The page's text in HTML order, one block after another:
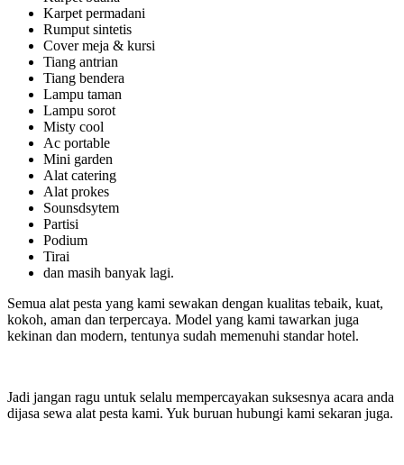
Karpet permadani
Rumput sintetis
Cover meja & kursi
Tiang antrian
Tiang bendera
Lampu taman
Lampu sorot
Misty cool
Ac portable
Mini garden
Alat catering
Alat prokes
Sounsdsytem
Partisi
Podium
Tirai
dan masih banyak lagi.
Semua alat pesta yang kami sewakan dengan kualitas tebaik, kuat,
kokoh, aman dan terpercaya. Model yang kami tawarkan juga
kekinan dan modern, tentunya sudah memenuhi standar hotel.
Jadi jangan ragu untuk selalu mempercayakan suksesnya acara anda
dijasa sewa alat pesta kami. Yuk buruan hubungi kami sekaran juga.